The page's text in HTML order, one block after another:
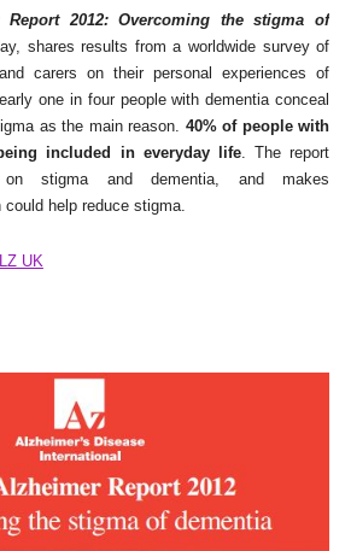
Report 2012: Overcoming the stigma of
shares results from a worldwide survey of
carers on their personal experiences of
one in four people with dementia conceal
as the main reason. 40% of people with
included in everyday life. The report
on stigma and dementia, and makes
help reduce stigma.
UK